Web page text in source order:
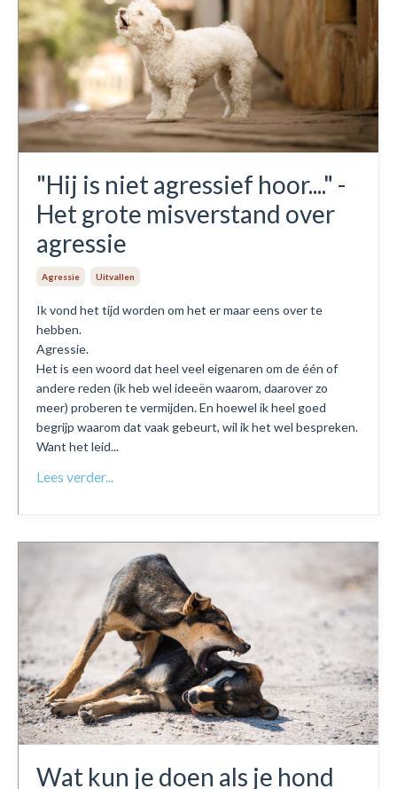
"Hij is niet agressief hoor...." -
Het grote misverstand over
agressie
Agressie Uitvallen
Ik vond het tijd worden om het er maar eens over te
hebben.
Agressie.
Het is een woord dat heel veel eigenaren om de één of
andere reden (ik heb wel ideeën waarom, daarover zo
meer) proberen te vermijden. En hoewel ik heel goed
begrijp waarom dat vaak gebeurt, wil ik het wel bespreken.
Want het leid...
Lees verder...
Wat kun je doen als je hond